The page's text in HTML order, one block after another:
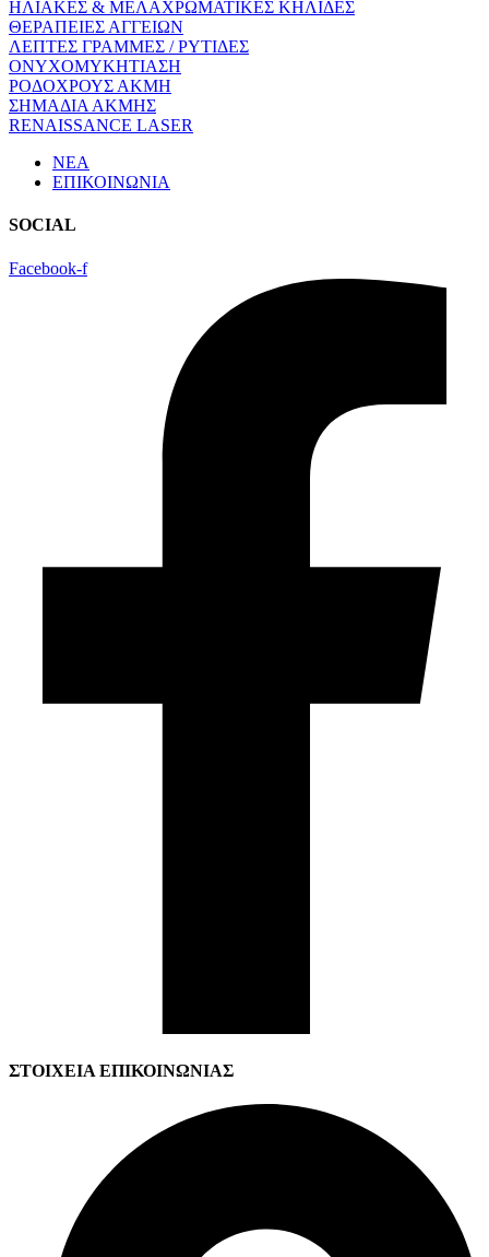
ΗΛΙΑΚΕΣ & ΜΕΛΑΧΡΩΜΑΤΙΚΕΣ ΚΗΛΙΔΕΣ
ΘΕΡΑΠΕΙΕΣ ΑΓΓΕΙΩΝ
ΛΕΠΤΕΣ ΓΡΑΜΜΕΣ / ΡΥΤΙΔΕΣ
ΟΝΥΧΟΜΥΚΗΤΙΑΣΗ
ΡΟΔΟΧΡΟΥΣ ΑΚΜΗ
ΣΗΜΑΔΙΑ ΑΚΜΗΣ
RENAISSANCE LASER
ΝΕΑ
ΕΠΙΚΟΙΝΩΝΙΑ
SOCIAL
Facebook-f
ΣΤΟΙΧΕΙΑ ΕΠΙΚΟΙΝΩΝΙΑΣ